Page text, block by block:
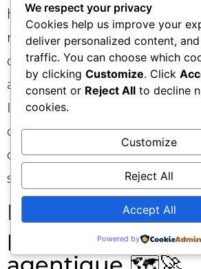
humaine : tests réels, photos
retours terrain, conseils
duplication banale se fera
agents ; l’originalité utile
Indiquez clairement où l’IA
où l’humain a validé, pour
confiance auprès des
systèmes.
Feuille de route
pour passer à la
We respect your privacy
Cookies help us improve your
deliver personalized content,
traffic. You can choose which
by clicking Customize. Click
consent or Reject All to decline
cookies.
Customize
Reject All
Accept All
Powered by